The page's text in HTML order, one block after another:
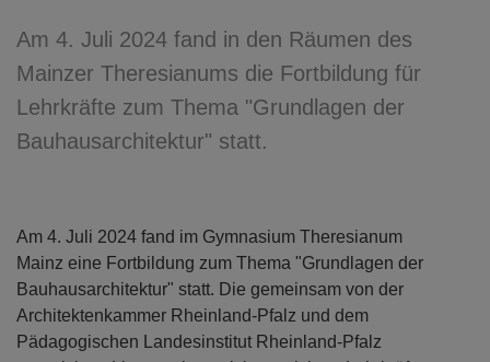
Am 4. Juli 2024 fand in den Räumen des
Mainzer Theresianums die Fortbildung für
Lehrkräfte zum Thema "Grundlagen der
Bauhausarchitektur" statt.
Am 4. Juli 2024 fand im Gymnasium Theresianum
Mainz eine Fortbildung zum Thema "Grundlagen der
Bauhausarchitektur" statt. Die gemeinsam von der
Architektenkammer Rheinland-Pfalz und dem
Pädagogischen Landesinstitut Rheinland-Pfalz